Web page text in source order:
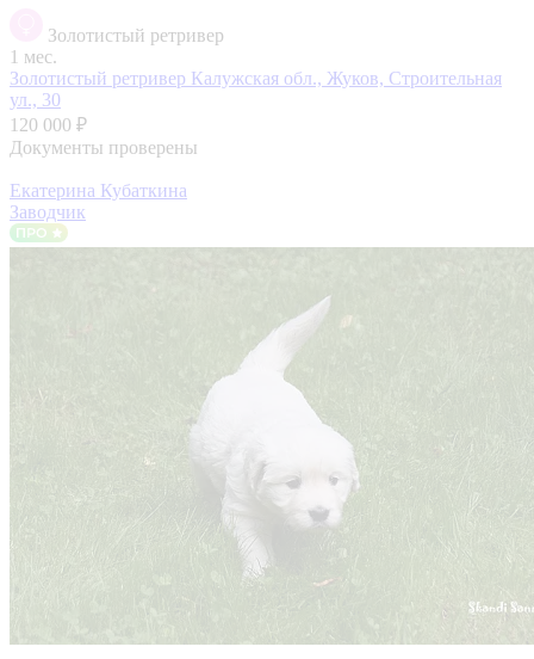
Золотистый ретривер
1 мес.
Золотистый ретривер Калужская обл., Жуков, Строительная
ул., 30
120 000 ₽
Документы проверены
Екатерина Кубаткина
Заводчик